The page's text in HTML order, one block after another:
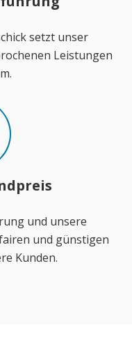
setzt unser
Leistungen
und unsere
und günstigen
Kunden.